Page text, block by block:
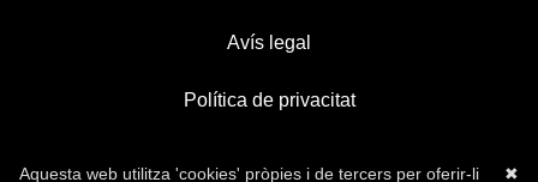
Avís legal
Política de privacitat
✖
Aquesta web utilitza 'cookies' pròpies i de tercers per oferir-li